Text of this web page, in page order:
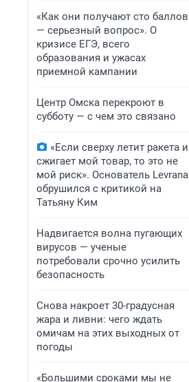
«Как они получают сто баллов
— серьезный вопрос». О
кризисе ЕГЭ, всего
образования и ужасах
приемной кампании
Центр Омска перекроют в
субботу — с чем это связано
«Если сверху летит ракета и
сжигает мой товар, то это не
мой риск». Основатель Levrana
обрушился с критикой на
Татьяну Ким
Надвигается волна пугающих
вирусов — ученые
потребовали срочно усилить
безопасность
Снова накроет 30-градусная
жара и ливни: чего ждать
омичам на этих выходных от
погоды
«Большими сроками мы не